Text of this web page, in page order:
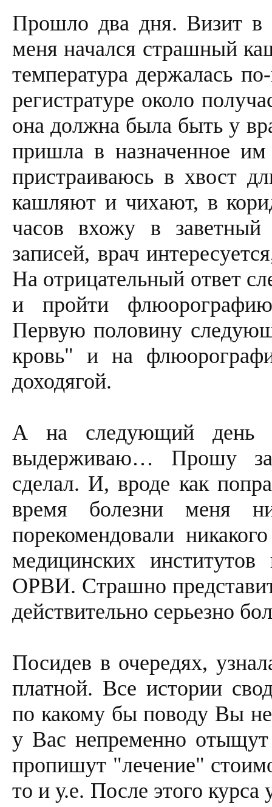
Прошло два дня. Визит в
меня начался страшный
температура держалась
регистратуре около
она должна была быть у
пришла в назначенное
пристраиваюсь в хвост
кашляют и чихают, в
часов вхожу в заветный
записей, врач
На отрицательный ответ
и пройти
Первую половину
кровь" и на
доходягой.
А на следующий
выдерживаю… Прошу
сделал. И, вроде как
время болезни меня
порекомендовали
медицинских
ОРВИ. Страшно
действительно серьезно
Посидев в очередях,
платной. Все истории
по какому бы поводу Вы
у Вас непременно
пропишут "лечение"
то и у.е. После этого